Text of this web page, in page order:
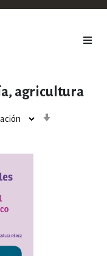
agricultura